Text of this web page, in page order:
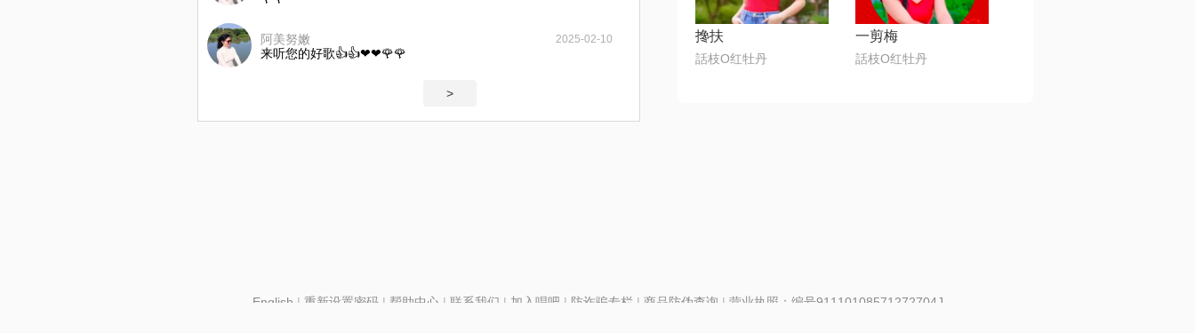
阿美努嫩 2025-02-10
来听您的好歌👍👍❤❤🌹🌹
>
搀扶
話枝O红牡丹
一剪梅
話枝O红牡丹
English | 重新设置密码| 帮助中心 | 联系我们 | 加入唱吧 | 防诈骗专栏 | 商品防伪查询 | 营业执照：编号91110108571272704J